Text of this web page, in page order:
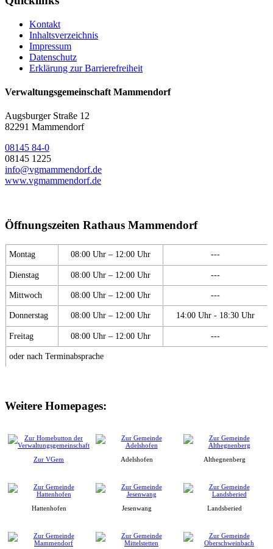
Kontakt
Inhaltsverzeichnis
Impressum
Datenschutz
Erklärung zur Barrierefreiheit
Verwaltungsgemeinschaft Mammendorf
Augsburger Straße 12
82291 Mammendorf
08145 84-0
08145 1225
info@vgmammendorf.de
www.vgmammendorf.de
Öffnungszeiten Rathaus Mammendorf
Montag 08:00 Uhr – 12:00 Uhr ---
Dienstag 08:00 Uhr – 12:00 Uhr ---
Mittwoch 08:00 Uhr – 12:00 Uhr ---
Donnerstag 08:00 Uhr – 12:00 Uhr 14:00 Uhr - 18:30 Uhr
Freitag 08:00 Uhr – 12:00 Uhr ---
oder nach Terminabsprache
Weitere Homepages:
Zur VGem Adelshofen Althegnenberg
Hattenhofen Jesenwang Landsberied